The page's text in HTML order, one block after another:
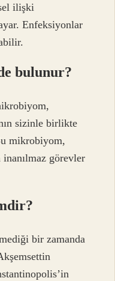
ilişki
Enfeksiyonlar
bulunur?
sizinle birlikte
mikrobiyom,
inanılmaz görevler
bir zamanda